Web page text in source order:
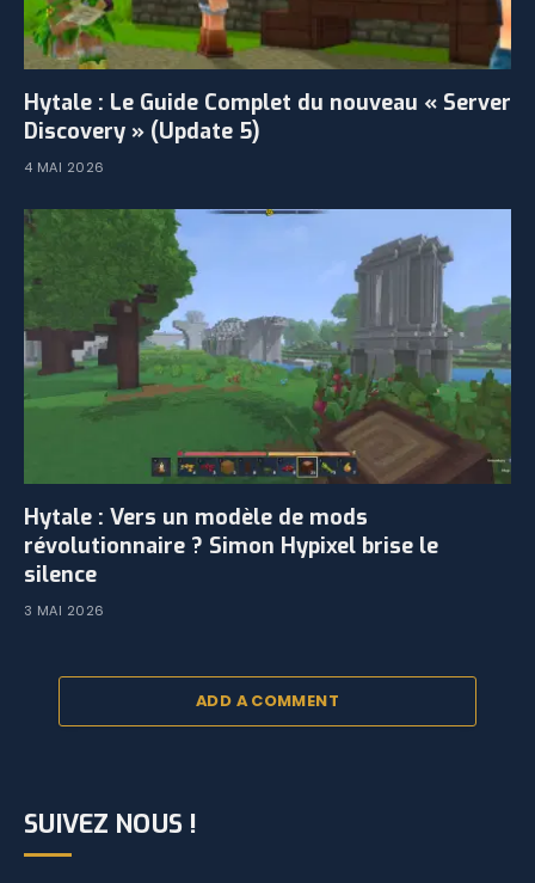
Hytale : Le Guide Complet du nouveau « Server
Discovery » (Update 5)
4 MAI 2026
Hytale : Vers un modèle de mods
révolutionnaire ? Simon Hypixel brise le
silence
3 MAI 2026
ADD A COMMENT
SUIVEZ NOUS !